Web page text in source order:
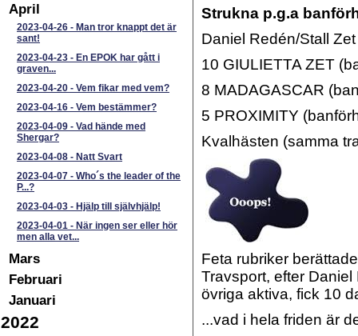
April
2023-04-26 - Man tror knappt det är
sant!
2023-04-23 - En EPOK har gått i
graven...
2023-04-20 - Vem fikar med vem?
2023-04-16 - Vem bestämmer?
2023-04-09 - Vad hände med
Shergar?
2023-04-08 - Natt Svart
2023-04-07 - Who´s the leader of the
P...?
2023-04-03 - Hjälp till självhjälp!
2023-04-01 - När ingen ser eller hör
men alla vet...
Mars
Februari
Januari
2022
Strukna p.g.a
Daniel Redén/Stall Zet
10 GIULIETTA ZET
8 MADAGASCAR
5 PROXIMITY
Kvalhästen (samma
Feta rubriker
Travsport, efter
övriga aktiva, fick 10
...vad i hela friden är